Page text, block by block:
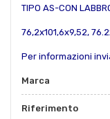
TIPO AS-CON
76,2x101,6x9,52,
Per informazioni
Marca
Riferimento